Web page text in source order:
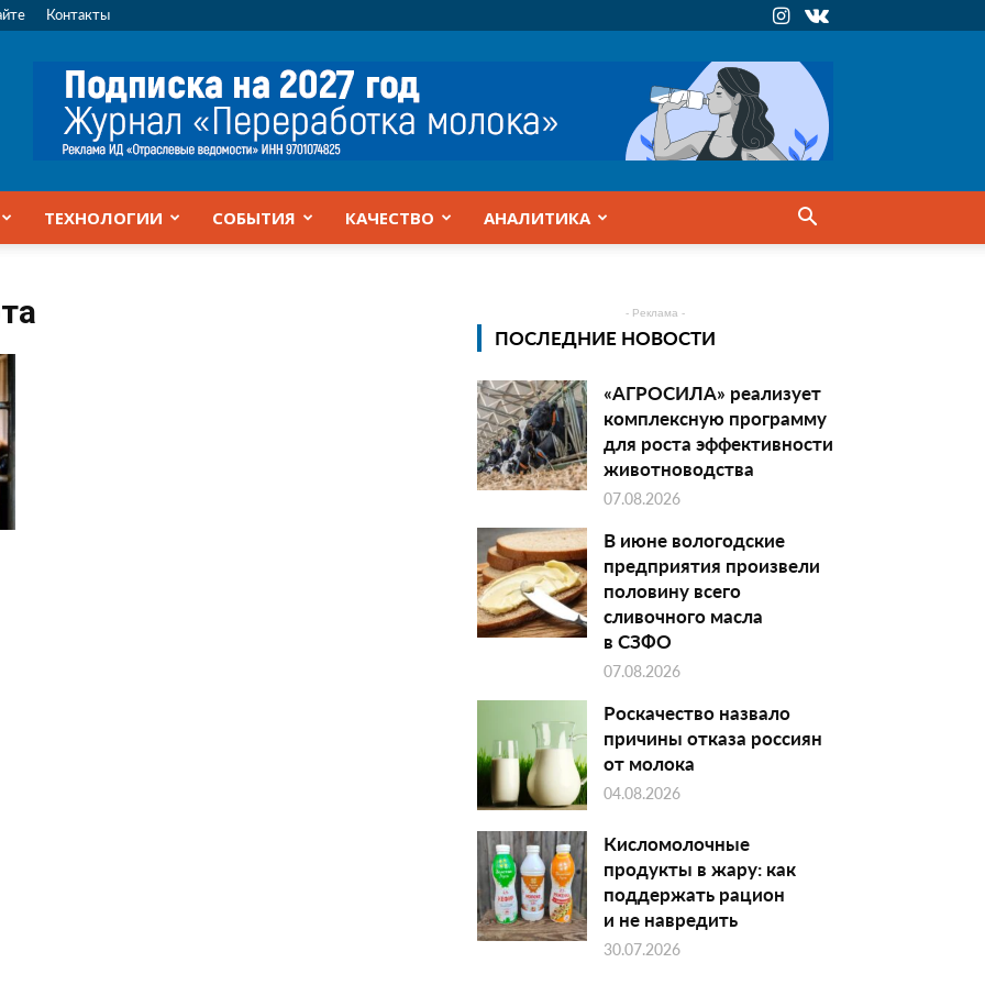
Контакты
ТЕХНОЛОГИИ СОБЫТИЯ КАЧЕСТВО АНАЛИТИКА
- Реклама -
ПОСЛЕДНИЕ НОВОСТИ
«АГРОСИЛА» реализует
комплексную программу
для роста эффективности
животноводства
07.08.2026
В июне вологодские
предприятия произвели
половину всего
сливочного масла
в СЗФО
07.08.2026
Роскачество назвало
причины отказа россиян
от молока
04.08.2026
Кисломолочные
продукты в жару: как
поддержать рацион
и не навредить
30.07.2026